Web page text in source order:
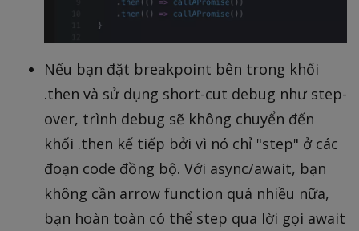
Nếu bạn đặt breakpoint bên trong khối
.then và sử dụng short-cut debug như step-
over, trình debug sẽ không chuyển đến
khối .then kế tiếp bởi vì nó chỉ "step" ở các
đoạn code đồng bộ. Với async/await, bạn
không cần arrow function quá nhiều nữa,
bạn hoàn toàn có thể step qua lời gọi await